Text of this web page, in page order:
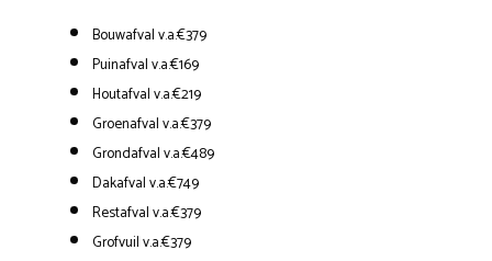
Bouwafval v.a.€379
Puinafval v.a.€169
Houtafval v.a.€219
Groenafval v.a.€379
Grondafval v.a.€489
Dakafval v.a.€749
Restafval v.a.€379
Grofvuil v.a.€379